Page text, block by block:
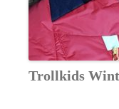
Trollkids